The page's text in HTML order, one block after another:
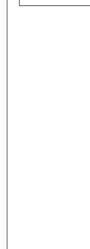
CAMBIAR REGIÓN